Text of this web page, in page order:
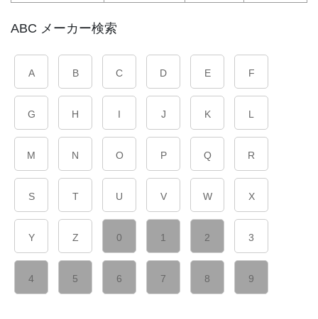
ABC メーカー検索
A B C D E F
G H I J K L
M N O P Q R
S T U V W X
Y Z 0 1 2 3
4 5 6 7 8 9